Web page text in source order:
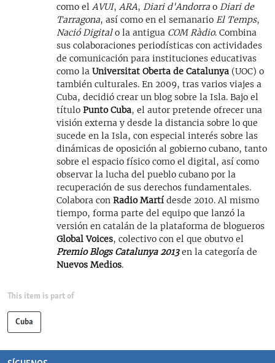
como el AVUI, ARA, Diari d'Andorra o Diari de
Tarragona, así como en el semanario El Temps,
Nació Digitalo la antigua COM Ràdio. Combina
sus colaboraciones periodísticas con actividades
de comunicación para instituciones educativas
como la Universitat Oberta de Catalunya (UOC) o
también culturales. En 2009, tras varios viajes a
Cuba, decidió crear un blog sobre la Isla. Bajo el
título Punto Cuba, el autor pretende ofrecer una
visión externa y desde la distancia sobre lo que
sucede en la Isla, con especial interés sobre las
dinámicas de oposición al gobierno cubano, tanto
sobre el espacio físico como el digital, así como
observar la lucha del pueblo cubano por la
recuperación de sus derechos fundamentales.
Colabora con Radio Martí desde 2010. Al mismo
tiempo, forma parte del equipo que lanzó la
versión en catalán de la plataforma de blogueros
Global Voices, colectivo con el que obutvo el
Premio Blogs Catalunya 2013en la categoría de
Nuevos Medios.
This item is part of
Cuba